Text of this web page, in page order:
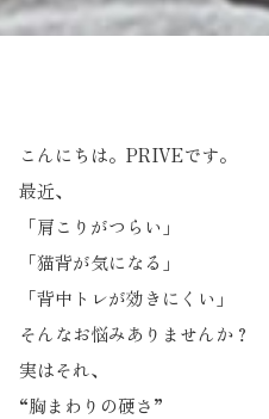
こんにちは。PRIVEです。
最近、
「肩こりがつらい」
「猫背が気になる」
「背中トレが効きにくい」
そんなお悩みありませんか？
実はそれ、
“胸まわりの硬さ”